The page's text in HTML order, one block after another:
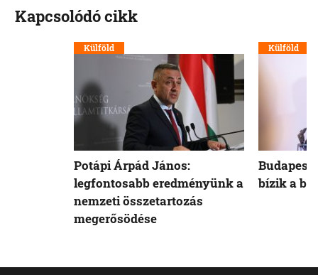
Kapcsolódó cikk
Külföld
Potápi Árpád János:
legfontosabb eredményünk a
nemzeti összetartozás
megerősödése
Külföld
Budapest
bízik a